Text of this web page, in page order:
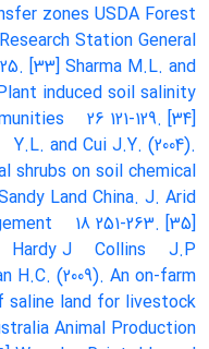
zones USDA Forest
Station General
[33] Sharma M.L. and
induced soil salinity
26 121-129. [34]
Y.L. and Cui J.Y. (2004).
shrubs on soil chemical
Land China. J. Arid
18 251-263. [35]
Hardy J Collins
J.P
H.C. (2009). An on-farm
land for livestock
Animal Production